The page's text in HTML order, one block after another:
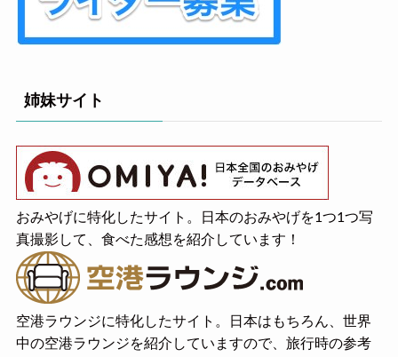
姉妹サイト
おみやげに特化したサイト。日本のおみやげを1つ1つ写
真撮影して、食べた感想を紹介しています！
空港ラウンジに特化したサイト。日本はもちろん、世界
中の空港ラウンジを紹介していますので、旅行時の参考